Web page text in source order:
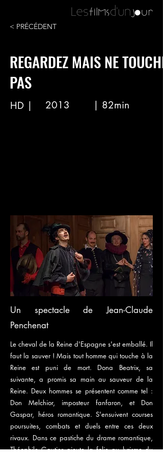
< PRÉCÉDENT
REGARDEZ MAIS NE TOUCHEZ
PAS
HD | 2013 | 82min
Un spectacle de Jean-Claude
Penchenat
Le cheval de la Reine d'Espagne s'est emballé. Il
faut la sauver ! Mais tout homme qui touche à la
Reine est puni de mort. Dona Beatrix, sa
suivante, a promis sa main au sauveur de la
Reine. Deux hommes se présentent comme tel :
Don Melchior, imposteur fanfaron, et Don
Gaspar, héros romantique. S'ensuivent courses
poursuites, combats et duels entre ces deux
rivaux. Dans ce pastiche du drame romantique,
Théophile Gautier ajoute la folie au lyrisme du